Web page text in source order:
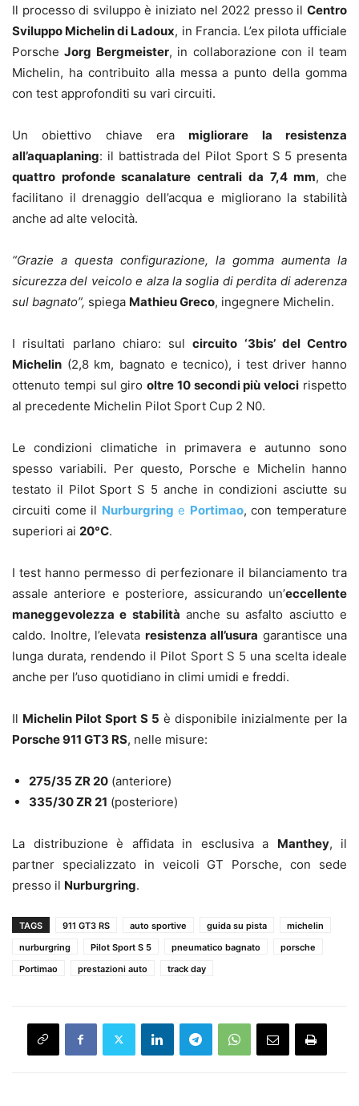
Il processo di sviluppo è iniziato nel 2022 presso il Centro
Sviluppo Michelin di Ladoux, in Francia. L’ex pilota ufficiale
PorscheJorg Bergmeister, in collaborazione con il team
Michelin, ha contribuito alla messa a punto della gomma
con test approfonditi su vari circuiti.
Un obiettivo chiave eramigliorare la resistenza
all’aquaplaning: il battistrada del Pilot Sport S 5 presenta
quattro profonde scanalature centrali da 7,4 mm, che
facilitano il drenaggio dell’acqua e migliorano la stabilità
anche ad alte velocità.
“Grazie a questa configurazione, la gomma aumenta la
sicurezza del veicolo e alza la soglia di perdita di aderenza
sul bagnato”, spiega Mathieu Greco, ingegnere Michelin.
I risultati parlano chiaro: sulcircuito ‘3bis’ del Centro
Michelin (2,8 km, bagnato e tecnico), i test driver hanno
ottenuto tempi sul girooltre 10 secondi più veloci rispetto
al precedente Michelin Pilot Sport Cup 2 N0.
Le condizioni climatiche in primavera e autunno sono
spesso variabili. Per questo, Porsche e Michelin hanno
testato il Pilot Sport S 5 anche in condizioni asciutte su
circuiti come il Nurburgring e Portimao, con temperature
superiori ai 20°C.
I test hanno permesso di perfezionare il bilanciamento tra
assale anteriore e posteriore, assicurando un’eccellente
maneggevolezza e stabilità anche su asfalto asciutto e
caldo. Inoltre, l’elevata resistenza all’usura garantisce una
lunga durata, rendendo il Pilot Sport S 5 una scelta ideale
anche per l’uso quotidiano in climi umidi e freddi.
Il Michelin Pilot Sport S 5 è disponibile inizialmente per la
Porsche 911 GT3 RS, nelle misure:
275/35 ZR 20 (anteriore)
335/30 ZR 21 (posteriore)
La distribuzione è affidata in esclusiva a Manthey, il
partner specializzato in veicoli GT Porsche, con sede
presso il Nurburgring.
TAGS 911 GT3 RS auto sportive guida su pista
michelin
nurburgring
Pilot Sport S 5 pneumatico bagnato
porsche
Portimao
prestazioni auto track day